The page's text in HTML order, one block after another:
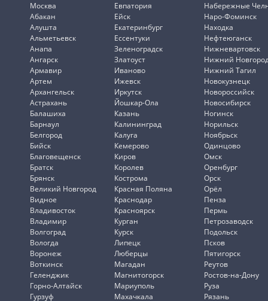
Москва
Абакан
Алушта
Альметьевск
Анапа
Ангарск
Армавир
Артем
Архангельск
Астрахань
Балашиха
Барнаул
Белгород
Бийск
Благовещенск
Братск
Брянск
Великий Новгород
Видное
Владивосток
Владимир
Волгоград
Вологда
Воронеж
Воткинск
Геленджик
Горно-Алтайск
Гурзуф
Евпатория
Ейск
Екатеринбург
Ессентуки
Зеленоградск
Златоуст
Иваново
Ижевск
Иркутск
Йошкар-Ола
Казань
Калининград
Калуга
Кемерово
Киров
Королев
Кострома
Красная Поляна
Краснодар
Красноярск
Курган
Курск
Липецк
Люберцы
Магадан
Магнитогорск
Мариуполь
Махачкала
Набережные
Наро-Фоминск
Находка
Нефтеюганск
Нижневартовск
Нижний
Нижний Тагил
Новокузнецк
Новороссийск
Новосибирск
Ногинск
Норильск
Ноябрьск
Одинцово
Омск
Оренбург
Орск
Орёл
Пенза
Пермь
Петрозаводск
Подольск
Псков
Пятигорск
Реутов
Ростов-на-Дону
Руза
Рязань